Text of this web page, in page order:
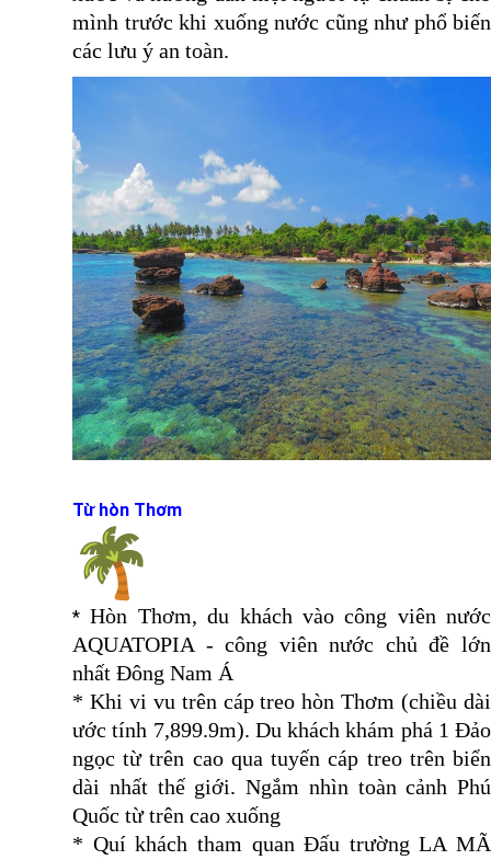
mình trước khi xuống nước cũng như phổ biến
các lưu ý an toàn.
Từ hòn Thơm
* Hòn Thơm, du khách vào công viên nước
AQUATOPIA - công viên nước chủ đề lớn
nhất Đông Nam Á
* Khi vi vu trên cáp treo hòn Thơm (chiều dài
ước tính 7,899.9m). Du khách khám phá 1 Đảo
ngọc từ trên cao qua tuyến cáp treo trên biển
dài nhất thế giới. Ngắm nhìn toàn cảnh Phú
Quốc từ trên cao xuống
* Quí khách tham quan Đấu trường LA MÃ